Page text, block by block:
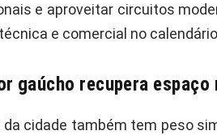
e aproveitar circuitos
e comercial no
gaúcho recupera espaço
cidade também tem peso